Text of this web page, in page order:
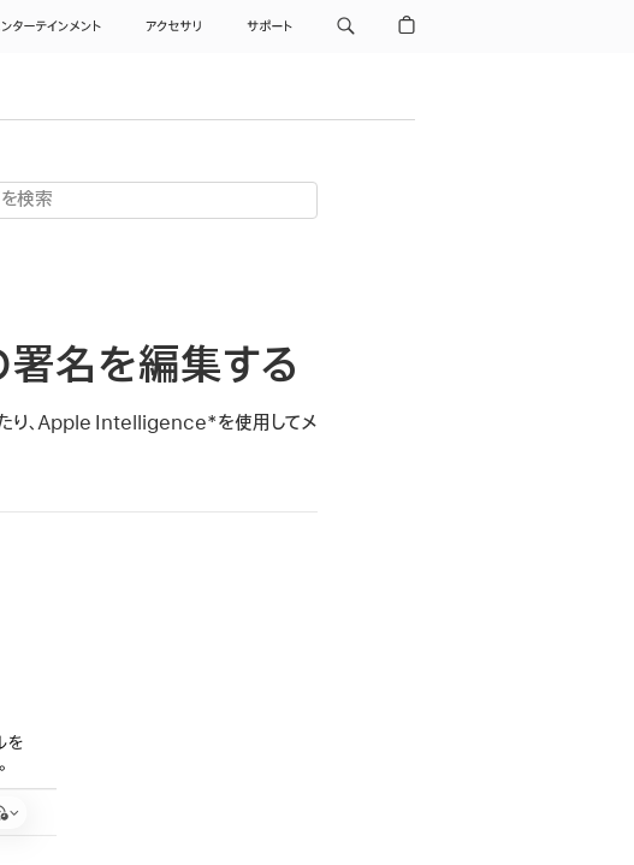
ターテインメント アクセサリ サポート
署名を編集する
たり、Apple Intelligence*を使用してメ